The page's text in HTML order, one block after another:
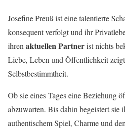
Josefine Preuß ist eine talentierte
konsequent verfolgt und ihr
ihren aktuellen Partnerist nichts
Liebe, Leben und Öffentlichkeit
Selbstbestimmtheit.
Ob sie eines Tages eine Beziehung
abzuwarten. Bis dahin begeistert sie
authentischem Spiel, Charme und